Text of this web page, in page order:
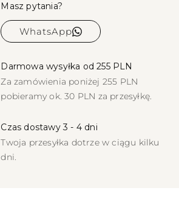
Masz pytania?
WhatsApp
Darmowa wysyłka od 255 PLN
Za zamówienia poniżej 255 PLN
pobieramy ok. 30 PLN za przesyłkę.
Czas dostawy 3 - 4 dni
Twoja przesyłka dotrze w ciągu kilku
dni.